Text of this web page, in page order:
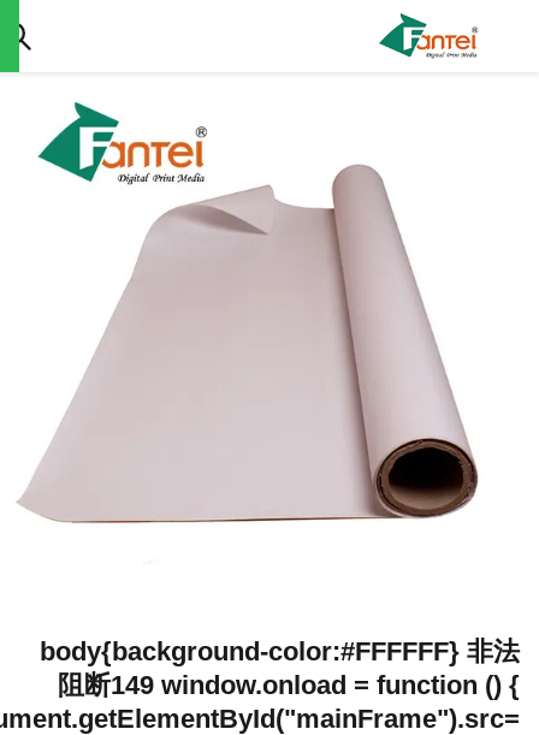
body{background-color:#FFFFFF}
阻断149 window.onload = function